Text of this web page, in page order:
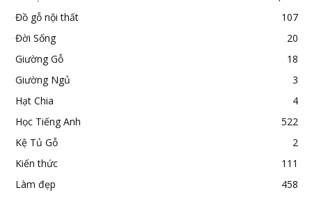
Đồ gỗ nội thất
107
Đời Sống
20
Giường Gỗ
18
Giường Ngủ
3
Hạt Chia
4
Học Tiếng Anh
522
Kệ Tủ Gỗ
2
Kiến thức
111
Làm đẹp
458